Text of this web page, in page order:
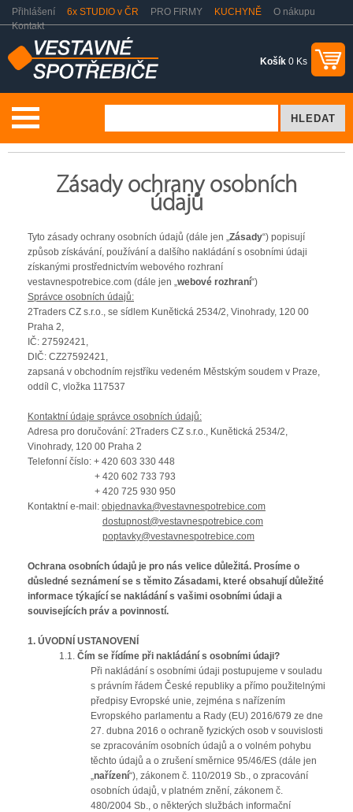
Přihlášení 6x STUDIO v ČR PRO FIRMY KUCHYNĚ
O nákupu
Kontakt
Košík 0 Ks
Zásady ochrany osobních
údajů
Tyto zásady ochrany osobních údajů (dále jen „Zásady“) popisují
způsob získávání, používání a dalšího nakládání s osobními údaji
získanými prostřednictvím webového rozhraní
vestavnespotrebice.com (dále jen „webové rozhraní“)
Správce osobních údajů:
2Traders CZ s.r.o., se sídlem Kunětická 2534/2, Vinohrady, 120 00
Praha 2,
IČ: 27592421,
DIČ: CZ27592421,
zapsaná v obchodním rejstříku vedeném Městským soudem v Praze,
oddíl C, vložka 117537
Kontaktní údaje správce osobních údajů:
Adresa pro doručování: 2Traders CZ s.r.o., Kunětická 2534/2,
Vinohrady, 120 00 Praha 2
Telefonní číslo: + 420 603 330 448
+ 420 602 733 793
+ 420 725 930 950
Kontaktní e-mail: objednavka@vestavnespotrebice.com
dostupnost@vestavnespotrebice.com
poptavky@vestavnespotrebice.com
Ochrana osobních údajů je pro nás velice důležitá. Prosíme o
důsledné seznámení se s těmito Zásadami, které obsahují důležité
informace týkající se nakládání s vašimi osobními údaji a
souvisejících práv a povinností.
1. ÚVODNÍ USTANOVENÍ
1.1. Čím se řídíme při nakládání s osobními údaji?
Při nakládání s osobními údaji postupujeme v souladu
s právním řádem České republiky a přímo použitelnými
předpisy Evropské unie, zejména s nařízením
Evropského parlamentu a Rady (EU) 2016/679 ze dne
27. dubna 2016 o ochraně fyzických osob v souvislosti
se zpracováním osobních údajů a o volném pohybu
těchto údajů a o zrušení směrnice 95/46/ES (dále jen
„nařízení“), zákonem č. 110/2019 Sb., o zpracování
osobních údajů, v platném znění, zákonem č.
480/2004 Sb., o některých službách informační